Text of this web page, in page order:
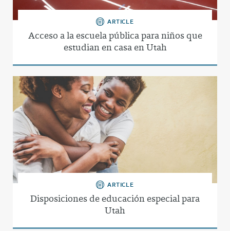
ARTICLE
Acceso a la escuela pública para niños que
estudian en casa en Utah
ARTICLE
Disposiciones de educación especial para
Utah